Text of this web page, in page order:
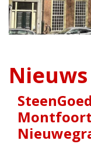
Nieuws